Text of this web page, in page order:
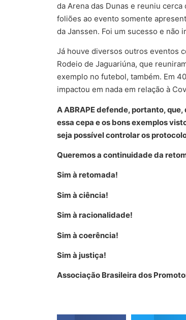
da Arena das Dunas e reuniu
foliões ao evento somente
da Janssen. Foi um sucesso e não
Já houve diversos outros eventos
Rodeio de Jaguariúna, que
exemplo no futebol, também. Em
impactou em nada em relação à
A ABRAPE defende, portanto,
essa cepa e os bons exemplos
seja possível controlar os
Queremos a continuidade da
Sim à retomada!
Sim à ciência!
Sim à racionalidade!
Sim à coerência!
Sim à justiça!
Associação Brasileira dos